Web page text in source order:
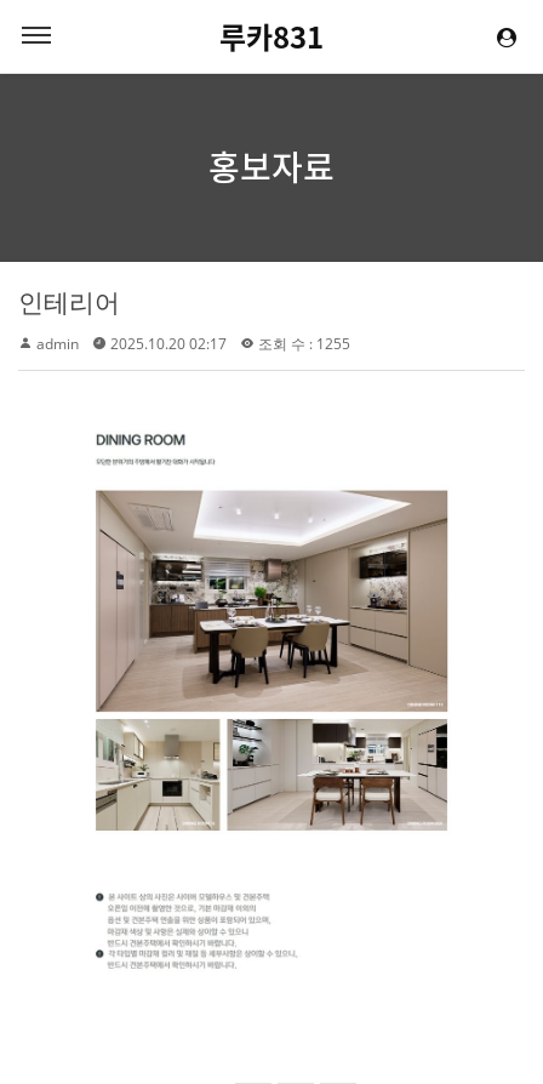
루카831
홍보자료
인테리어
admin 2025.10.20 02:17 조회 수 : 1255